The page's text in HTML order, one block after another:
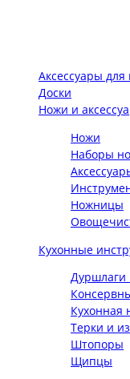
Аксессуары
Доски
Ножи и
Ножи
Наборы
Ножницы
Кухонные
Дуршлаги
Кухонная
Терки и
Штопоры
Щипцы